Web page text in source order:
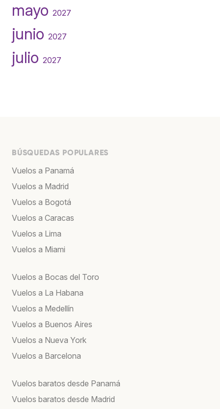
mayo 2027
junio 2027
julio 2027
BÚSQUEDAS POPULARES
Vuelos a Panamá
Vuelos a Madrid
Vuelos a Bogotá
Vuelos a Caracas
Vuelos a Lima
Vuelos a Miami
Vuelos a Bocas del Toro
Vuelos a La Habana
Vuelos a Medellín
Vuelos a Buenos Aires
Vuelos a Nueva York
Vuelos a Barcelona
Vuelos baratos desde Panamá
Vuelos baratos desde Madrid